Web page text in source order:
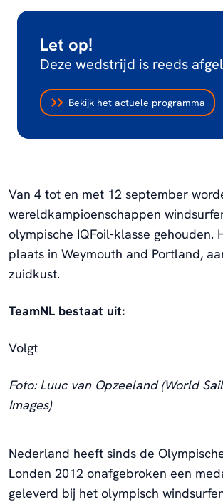
Let op!
Deze wedstrijd is reeds
Bekijk het actuele programma
Van 4 tot en met 12 september
wereldkampioenschappen
olympische IQFoil-klasse gehouden.
plaats in Weymouth and Portland,
zuidkust.
TeamNL bestaat uit:
Volgt
Foto: Luuc van Opzeeland (World
Images)
Nederland heeft sinds de
Londen 2012 onafgebroken een
geleverd bij het olympisch